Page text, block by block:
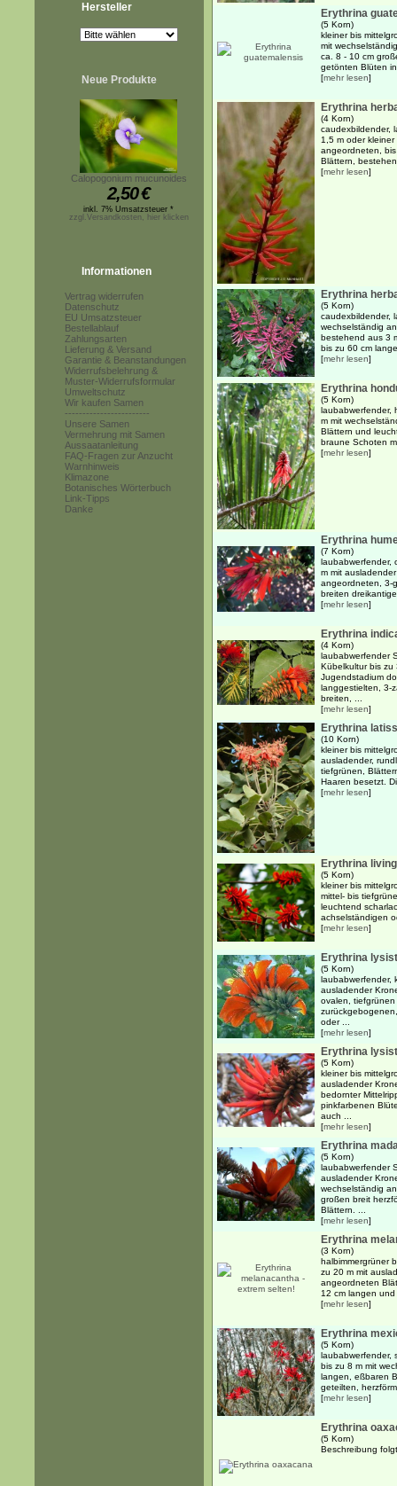
Hersteller
Neue Produkte
Calopogonium mucunoides
2,50€
inkl. 7% Umsatzsteuer *
zzgl.Versandkosten, hier klicken
Informationen
Vertrag widerrufen
Datenschutz
EU Umsatzsteuer
Bestellablauf
Zahlungsarten
Lieferung & Versand
Garantie & Beanstandungen
Widerrufsbelehrung &
Muster-Widerrufsformular
Umweltschutz
Wir kaufen Samen
------------------------
Unsere Samen
Vermehrung mit Samen
Aussaatanleitung
FAQ-Fragen zur Anzucht
Warnhinweis
Klimazone
Botanisches Wörterbuch
Link-Tipps
Danke
Erythrina
(5 Korn)
kleiner bis
mit
ca. 8 - 10 cm
getönten Blüten
[mehr lesen]
Erythrina
(4 Korn)
caudexbildender,
1,5 m oder
angeordneten,
Blättern,
[mehr lesen]
Erythrina
(5 Korn)
caudexbildender,
wechselständig
bestehend aus 3
bis zu 60 cm
[mehr lesen]
Erythrina
(5 Korn)
laubabwerfender,
m mit
Blättern und
braune Schoten
[mehr lesen]
Erythrina
(7 Korn)
laubabwerfender,
m mit
angeordneten, 3-
breiten
[mehr lesen]
Erythrina
(4 Korn)
laubabwerfender
Kübelkultur bis zu
Jugendstadium
langgestielten, 3-
breiten, ...
[mehr lesen]
Erythrina
(10 Korn)
kleiner bis
ausladender,
tiefgrünen,
Haaren besetzt.
[mehr lesen]
Erythrina
(5 Korn)
kleiner bis
mittel- bis
leuchtend
achselständigen
[mehr lesen]
Erythrina
(5 Korn)
laubabwerfender,
ausladender
ovalen,
oder ...
[mehr lesen]
Erythrina
(5 Korn)
kleiner bis
ausladender
bedornter
pinkfarbenen
auch ...
[mehr lesen]
Erythrina
(5 Korn)
laubabwerfender
ausladender
wechselständig
großen breit
Blättern. ...
[mehr lesen]
Erythrina
(3 Korn)
halbimmergrüner
zu 20 m mit
angeordneten
12 cm langen
[mehr lesen]
Erythrina
(5 Korn)
laubabwerfender,
bis zu 8 m mit
langen, eßbaren
geteilten,
[mehr lesen]
Erythrina
(5 Korn)
Beschreibung